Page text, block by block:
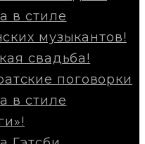
в стиле
музыкантов!
свадьба!
поговорки
в стиле